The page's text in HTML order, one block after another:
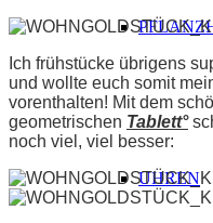
UHREN
Ich frühstücke übrigens
und wollte euch somit
vorenthalten! Mit dem
geometrischen Tablett°
noch viel, viel besser: